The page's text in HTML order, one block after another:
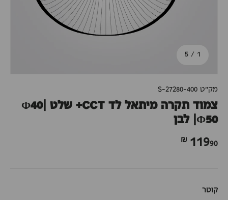
1
/ מתוך
5
מק"ט S-27280-400
צמוד תקרה מיתאל לד CCT+ שלט Φ40|
Φ50| לבן
11990 ₪
קוטר